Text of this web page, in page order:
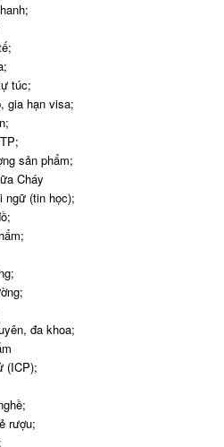
túc;
gia hạn visa;
sản phẩm;
Cháy
ngữ (tin học);
đa khoa;
(ICP);
rượu;